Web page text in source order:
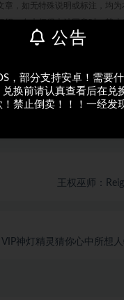
章，如无特殊说明或标注，均为
织，在未征得本站同意时，禁
容到任何网站、书籍等各类媒体
海报 链接
王权巫师：
神灯精灵猜你心中所想
公告
，部分支持安卓！需要
换前请认真查看后在兑
禁止倒卖！！！一经发